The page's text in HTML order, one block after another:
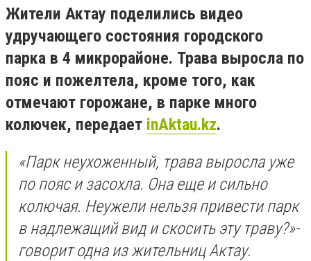
Жители Актау поделились видео
удручающего состояния городского
парка в 4 микрорайоне. Трава выросла по
пояс и пожелтела, кроме того, как
отмечают горожане, в парке много
колючек, передает inAktau.kz.
«Парк неухоженный, трава выросла уже
по пояс и засохла. Она еще и сильно
колючая. Неужели нельзя привести парк
в надлежащий вид и скосить эту траву?»-
говорит одна из жительниц Актау.